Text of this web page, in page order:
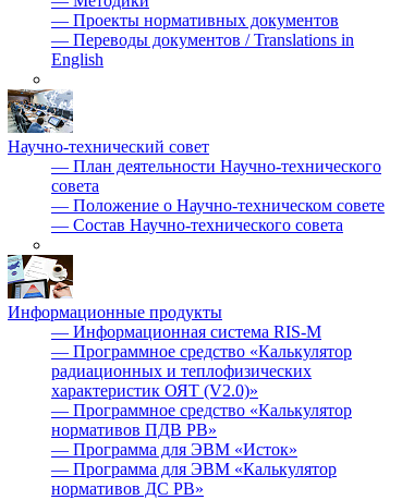
— Проекты нормативных документов
— Переводы документов / Translations in
English
Научно-технический совет
— План деятельности Научно-технического
совета
— Положение о Научно-техническом совете
— Состав Научно-технического совета
Информационные продукты
— Информационная система RIS-M
— Программное средство «Калькулятор
радиационных и теплофизических
характеристик ОЯТ (V2.0)»
— Программное средство «Калькулятор
нормативов ПДВ РВ»
— Программа для ЭВМ «Исток»
— Программа для ЭВМ «Калькулятор
нормативов ДС РВ»